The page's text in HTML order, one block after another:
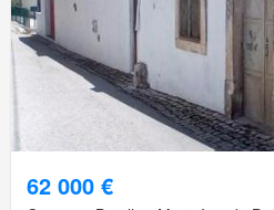
62 000 €